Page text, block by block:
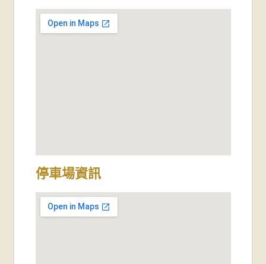
停車場資訊